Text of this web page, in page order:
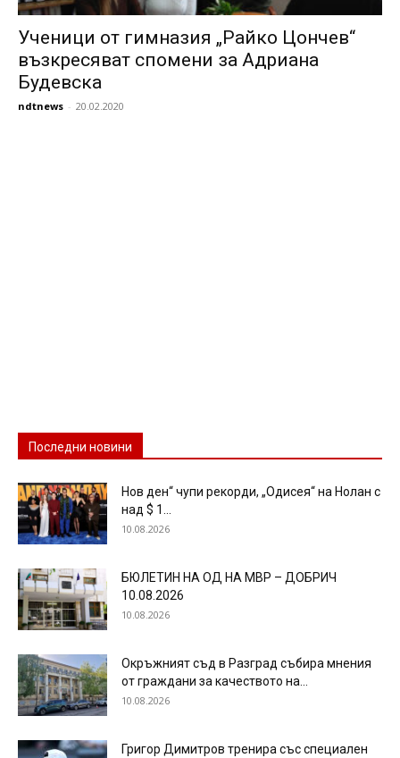
Ученици от гимназия „Райко Цончев“
възкресяват спомени за Адриана
Будевска
ndtnews - 20.02.2020
Последни новини
Нов ден“ чупи рекорди, „Одисея“ на Нолан с
над $ 1...
10.08.2026
БЮЛЕТИН НА ОД НА МВР – ДОБРИЧ
10.08.2026
10.08.2026
Окръжният съд в Разград събира мнения
от граждани за качеството на...
10.08.2026
Григор Димитров тренира със специален